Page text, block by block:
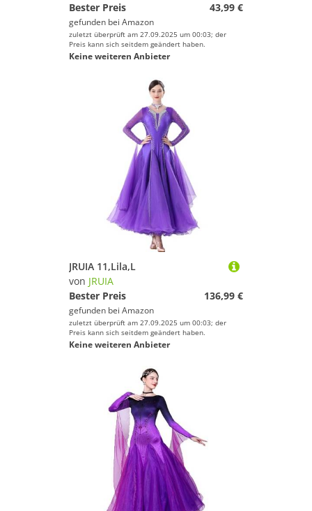
Bester Preis
43,99 €
gefunden bei Amazon
zuletzt überprüft am 27.09.2025 um 00:03; der
Preis kann sich seitdem geändert haben.
Keine weiteren Anbieter
JRUIA 11,Lila,L
von JRUIA
Bester Preis
136,99 €
gefunden bei Amazon
zuletzt überprüft am 27.09.2025 um 00:03; der
Preis kann sich seitdem geändert haben.
Keine weiteren Anbieter